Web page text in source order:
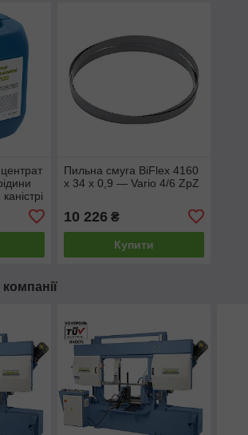
Пильна смуга BiFlex 4160
x 34 x 0,9 — Vario 4/6 ZpZ
10 226 ₴
Купити